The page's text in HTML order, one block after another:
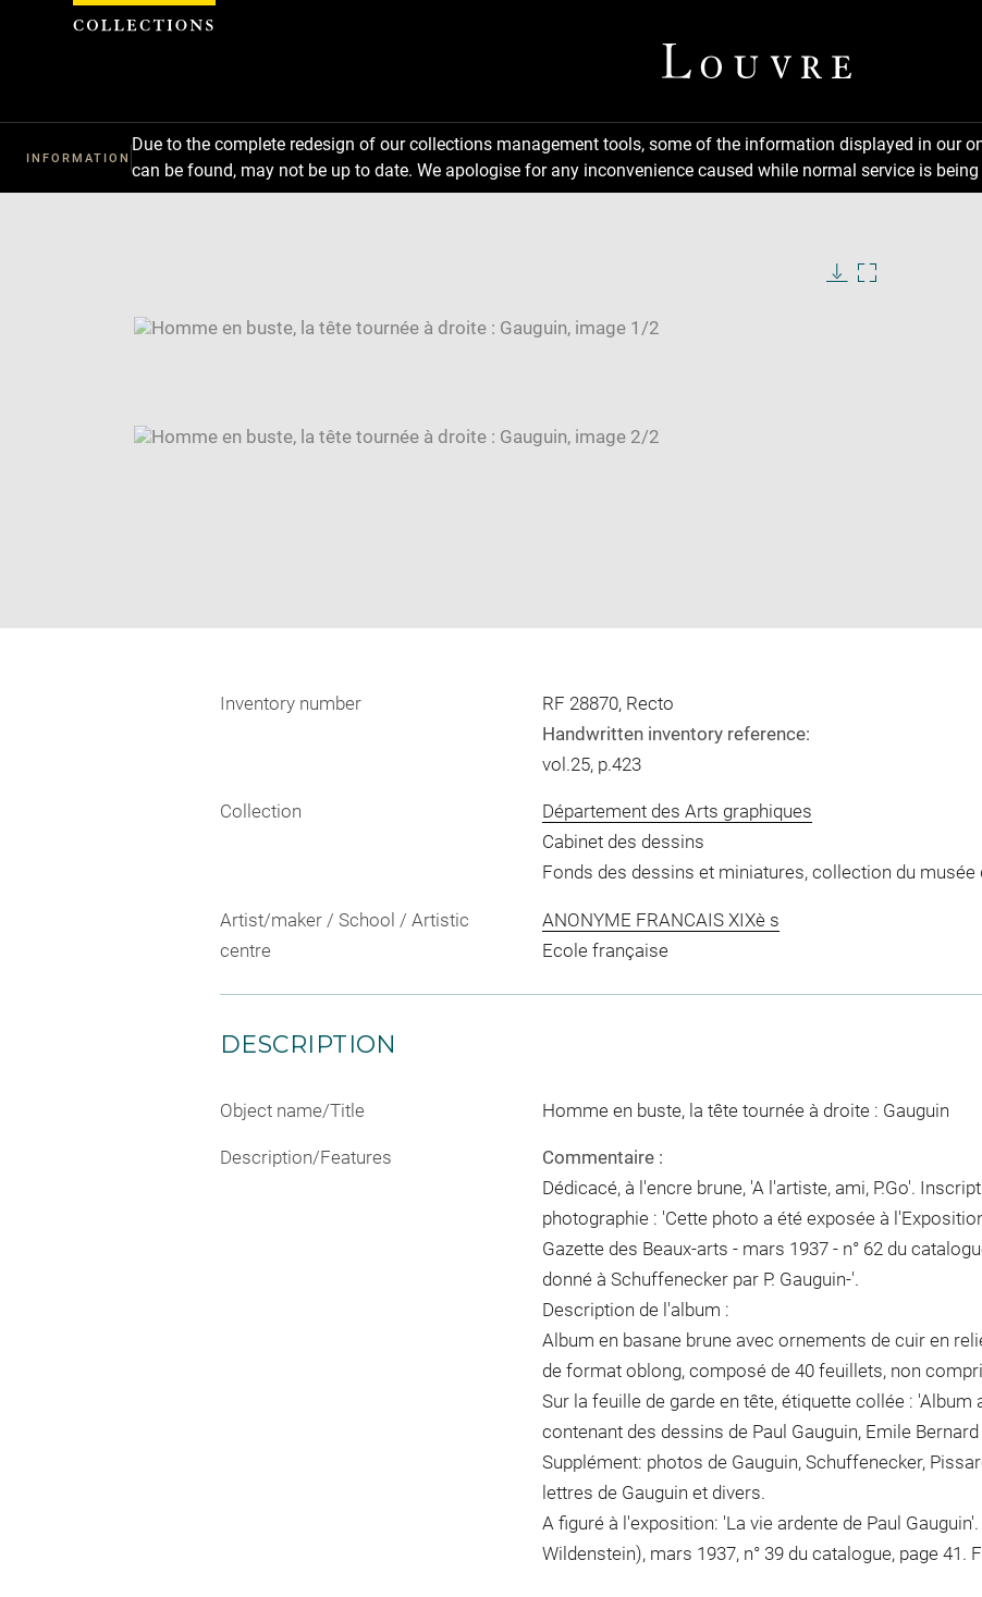
INFORMATION
Due to the complete redesign of our collections management tools, some of the information displayed in our
can be found, may not be up to date. We apologise for any inconvenience caused while normal service is being
window
SKIP IMAGE CAROUSEL
Inventory number
RF 28870, Recto
Handwritten inventory reference:
vol.25, p.423
Collection
Département des Arts graphiques
Cabinet des dessins
Fonds des dessins et miniatures, collection du musée
Artist/maker / School / Artistic
centre
ANONYME FRANCAIS XIXè s
Ecole française
DESCRIPTION
Object name/Title Homme en buste, la tête tournée à droite : Gauguin
Description/Features
Commentaire :
Dédicacé, à l'encre brune, 'A l'artiste, ami, P.Go'.
photographie : 'Cette photo a été exposée à
Gazette des Beaux-arts - mars 1937 - n° 62 du
donné à Schuffenecker par P. Gauguin-'.
Description de l'album :
Album en basane brune avec ornements de cuir en
de format oblong, composé de 40 feuillets, non
Sur la feuille de garde en tête, étiquette collée : 'Album
contenant des dessins de Paul Gauguin, Emile Bernard
Supplément: photos de Gauguin, Schuffenecker,
lettres de Gauguin et divers.
A figuré à l'exposition: 'La vie ardente de Paul
Wildenstein), mars 1937, n° 39 du catalogue, page 41.
Cookies management panel